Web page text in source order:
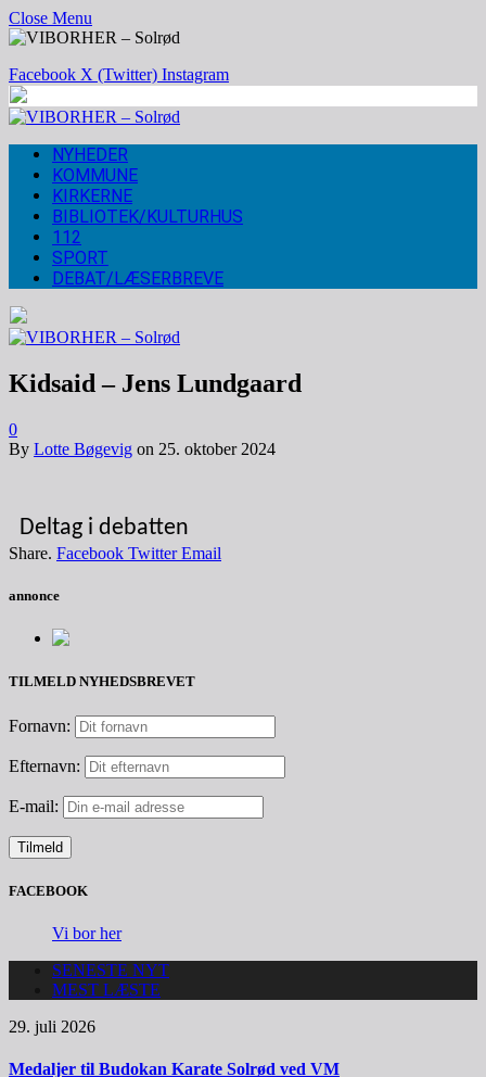
Close Menu
Facebook X (Twitter) Instagram
NYHEDER
KOMMUNE
KIRKERNE
BIBLIOTEK/KULTURHUS
112
SPORT
DEBAT/LÆSERBREVE
Kidsaid – Jens Lundgaard
0
By Lotte Bøgevig on 25. oktober 2024
Deltag i debatten
Share. Facebook Twitter Email
annonce
TILMELD NYHEDSBREVET
Fornavn:
Efternavn:
E-mail:
FACEBOOK
Vi bor her
SENESTE NYT
MEST LÆSTE
29. juli 2026
Medaljer til Budokan Karate Solrød ved VM